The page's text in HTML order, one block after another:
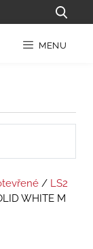
MENU
/ LS2
WHITE M